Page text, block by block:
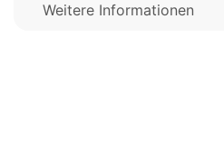
Weitere Informationen